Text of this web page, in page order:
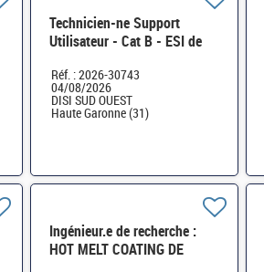
Technicien-ne Support
Utilisateur - Cat B - ESI de
Réf. : 2026-30743
04/08/2026
DISI SUD OUEST
Haute Garonne (31)
Ingénieur.e de recherche :
HOT MELT COATING DE